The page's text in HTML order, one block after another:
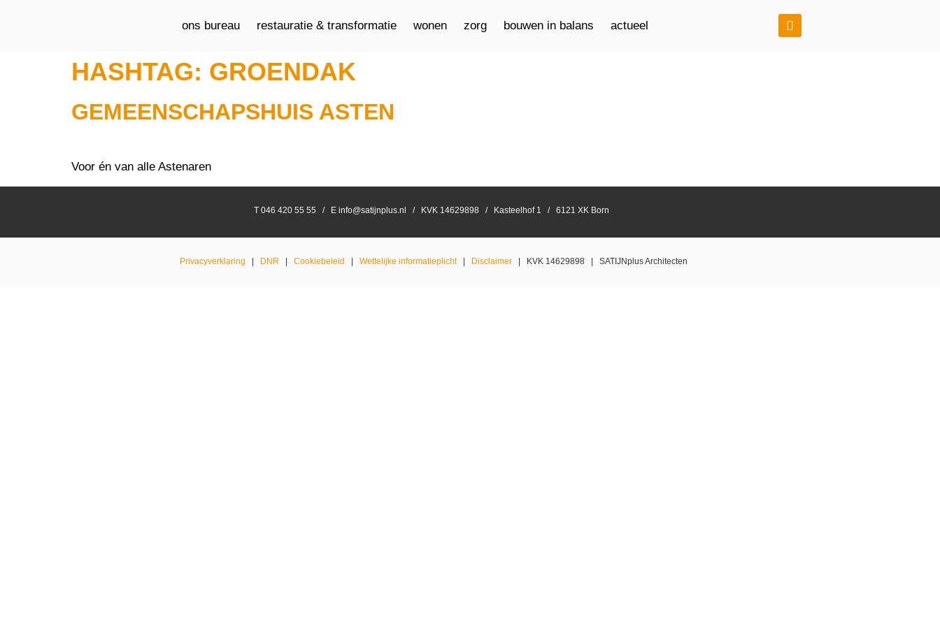
ons bureau restauratie & transformatie wonen zorg bouwen in balans actueel
HASHTAG: GROENDAK
GEMEENSCHAPSHUIS ASTEN
Voor én van alle Astenaren
T 046 420 55 55 / E info@satijnplus.nl / KVK 14629898 / Kasteelhof 1 / 6121 XK Born
Privacyverklaring | DNR | Cookiebeleid | Wettelijke informatieplicht| Disclaimer | KVK 14629898 | SATIJNplus Architecten